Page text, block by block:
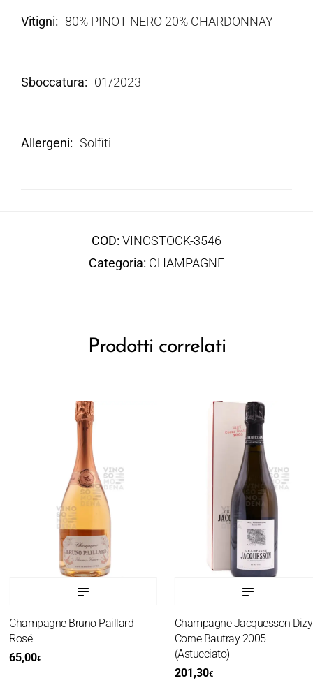
Vitigni 80% PINOT NERO 20% CHARDONNAY
Sboccatura 01/2023
Allergeni Solfiti
COD: VINOSTOCK-3546
Categoria: CHAMPAGNE
Prodotti correlati
Champagne Bruno Paillard
Rosé
65,00€
Champagne Jacquesson Dizy
Corne Bautray 2005
(Astucciato)
201,30€